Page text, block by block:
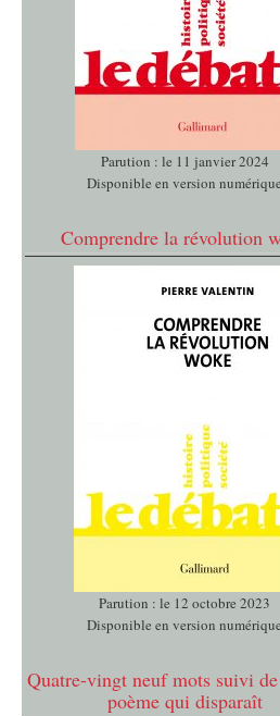
Parution : le 11 janvier 2024
Disponible en version numérique
Comprendre la révolution
Parution : le 12 octobre 2023
Disponible en version numérique
Quatre-vingt neuf mots suivi
poème qui disparaît